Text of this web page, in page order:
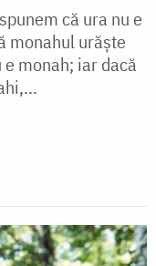
că ura nu e
monahul urăște
monah; iar dacă